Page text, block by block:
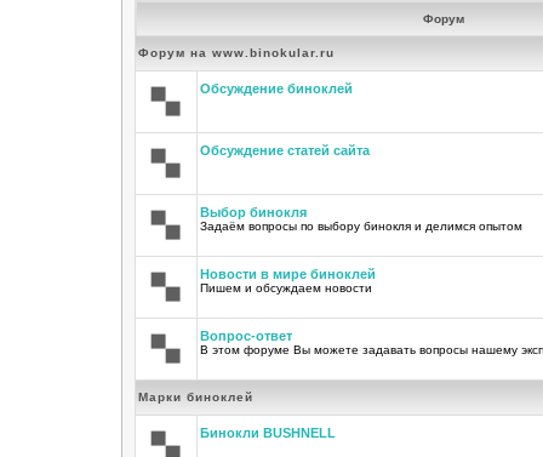
Форум
Форум на www.binokular.ru
Обсуждение биноклей
Обсуждение статей сайта
Выбор бинокля
Задаём вопросы по выбору бинокля и делимся опытом
Новости в мире биноклей
Пишем и обсуждаем новости
Вопрос-ответ
В этом форуме Вы можете задавать вопросы нашему
Марки биноклей
Бинокли BUSHNELL